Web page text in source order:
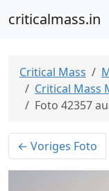
criticalmass.in
Critical Mass
Critical Mass
Foto 42357
← Voriges Foto